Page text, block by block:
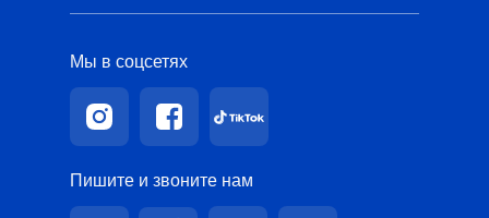
Пишите и звоните нам
Мы в соцсетях